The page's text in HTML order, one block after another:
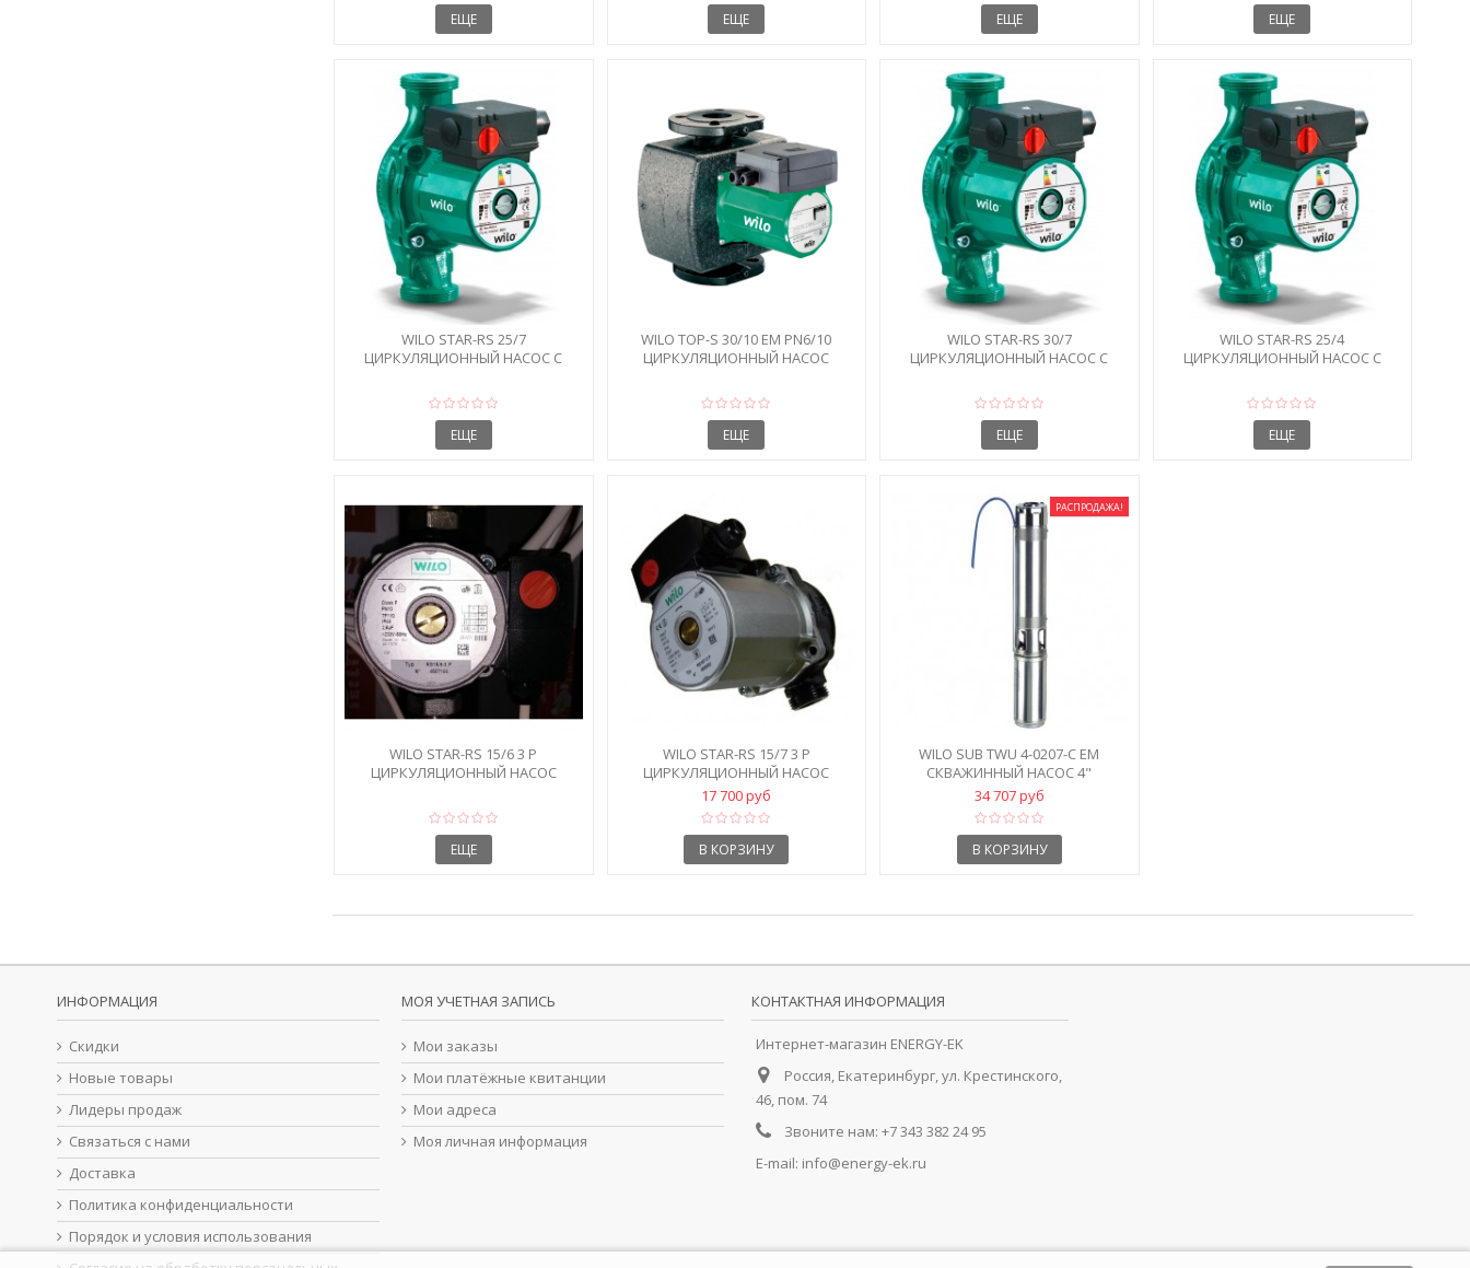
ЕЩЕ ЕЩЕ ЕЩЕ ЕЩЕ
WILO STAR-RS 25/7
ЦИРКУЛЯЦИОННЫЙ НАСОС С
ЕЩЕ
WILO TOP-S 30/10 EM PN6/10
ЦИРКУЛЯЦИОННЫЙ НАСОС
ЕЩЕ
WILO STAR-RS 30/7
ЦИРКУЛЯЦИОННЫЙ НАСОС С
ЕЩЕ
WILO STAR-RS 25/4
ЦИРКУЛЯЦИОННЫЙ НАСОС С
ЕЩЕ
WILO STAR-RS 15/6 3 P
ЦИРКУЛЯЦИОННЫЙ НАСОС
ЕЩЕ
WILO STAR-RS 15/7 3 P
ЦИРКУЛЯЦИОННЫЙ НАСОС
17 700 руб
В КОРЗИНУ
РАСПРОДАЖА!
WILO SUB TWU 4-0207-C EM
СКВАЖИННЫЙ НАСОС 4"
34 707 руб
В КОРЗИНУ
ИНФОРМАЦИЯ
Скидки
Новые товары
Лидеры продаж
Связаться с нами
Доставка
Политика конфиденциальности
Порядок и условия использования
МОЯ УЧЕТНАЯ ЗАПИСЬ
Мои заказы
Мои платёжные квитанции
Мои адреса
Моя личная информация
КОНТАКТНАЯ ИНФОРМАЦИЯ
Интернет-магазин ENERGY-EK
Россия, Екатеринбург, ул. Крестинского,
46, пом. 74
Звоните нам: +7 343 382 24 95
E-mail: info@energy-ek.ru